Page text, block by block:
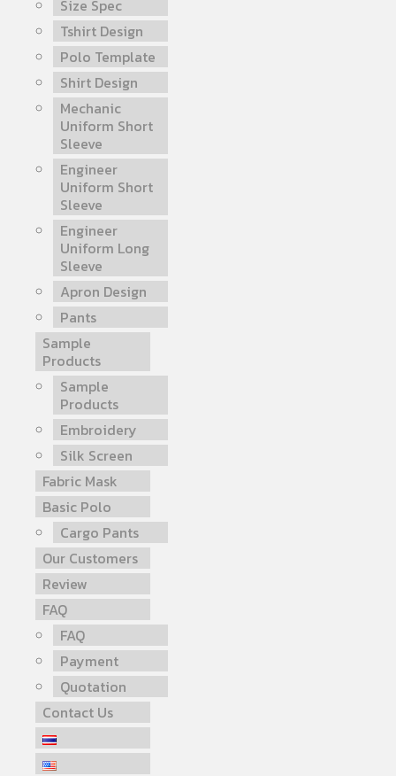
Size Spec
Tshirt Design
Polo Template
Shirt Design
Mechanic
Uniform Short
Sleeve
Engineer
Uniform Short
Sleeve
Engineer
Uniform Long
Sleeve
Apron Design
Pants
Sample
Products
Sample
Products
Embroidery
Silk Screen
Fabric Mask
Basic Polo
Cargo Pants
Our Customers
Review
FAQ
FAQ
Payment
Quotation
Contact Us